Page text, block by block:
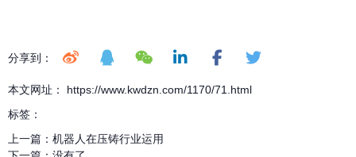
分享到：
本文网址： https://www.kwdzn.com/1170/71.html
标签：
上一篇： 机器人在压铸行业运用